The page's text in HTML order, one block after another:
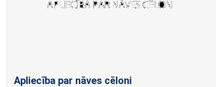
Apliecība par nāves cēloni